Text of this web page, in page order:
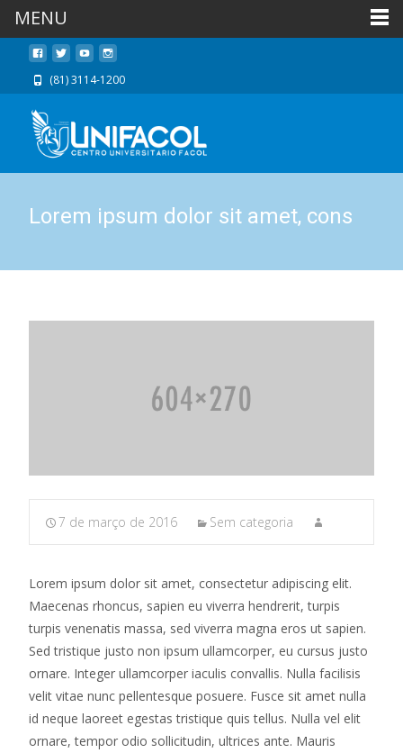
(81) 3114-1200
Lorem ipsum dolor sit amet, cons
7 de março de 2016 Sem categoria
Lorem ipsum dolor sit amet, consectetur adipiscing elit.
Maecenas rhoncus, sapien eu viverra hendrerit, turpis
turpis venenatis massa, sed viverra magna eros ut sapien.
Sed tristique justo non ipsum ullamcorper, eu cursus justo
ornare. Integer ullamcorper iaculis convallis. Nulla facilisis
velit vitae nunc pellentesque posuere. Fusce sit amet nulla
id neque laoreet egestas tristique quis tellus. Nulla vel elit
ornare, tempor odio sollicitudin, ultrices ante. Mauris
MENU